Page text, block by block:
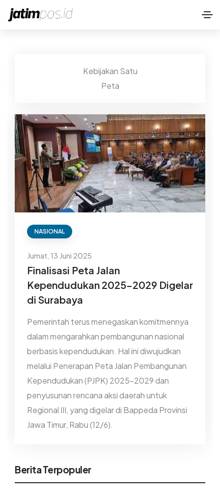
Kebijakan Satu
Peta
NASIONAL
Jumat, 13 Juni 2025
Finalisasi Peta Jalan
Kependudukan 2025–2029 Digelar
di Surabaya
Pemerintah terus menegaskan komitmennya
dalam mengarahkan pembangunan nasional
berbasis kependudukan. Hal ini diwujudkan
melalui Penerapan Peta Jalan Pembangunan
Kependudukan (PJPK) 2025–2029 dan
penyusunan rencana aksi daerah untuk
Regional III, yang digelar di Bappeda Provinsi
Jawa Timur, Rabu (12/6).
Berita Terpopuler